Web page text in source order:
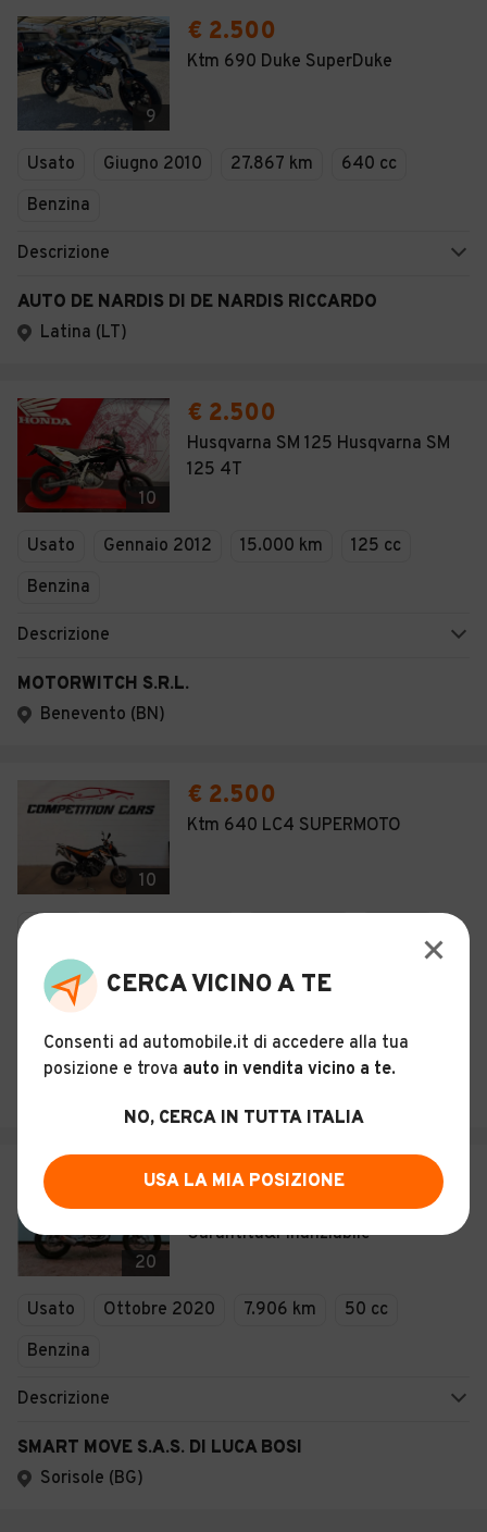
9
€ 2.500
Ktm 690 Duke SuperDuke
Usato Giugno 2010 27.867 km
640 cc
Benzina
Descrizione
AUTO DE NARDIS DI DE NARDIS RICCARDO
Latina (LT)
10
€ 2.500
Husqvarna SM 125 Husqvarna SM
125 4T
Usato Gennaio 2012 15.000 km
125 cc
Benzina
Descrizione
MOTORWITCH S.R.L.
Benevento (BN)
10
€ 2.500
Ktm 640 LC4 SUPERMOTO
Benzina
Descrizione
COMPETITION CARS DI BORSOTTO FABIO
20
€ 2.500
Vent Dérapage 50 RR 2 tempi
Garantita&Finanziabile
Usato Ottobre 2020 7.906 km
50 cc
Benzina
Descrizione
SMART MOVE S.A.S. DI LUCA BOSI
Sorisole (BG)
CERCA VICINO A TE
Consenti ad automobile.it di accedere alla tua
posizione e trova auto in vendita vicino a te.
NO, CERCA IN TUTTA ITALIA
USA LA MIA POSIZIONE